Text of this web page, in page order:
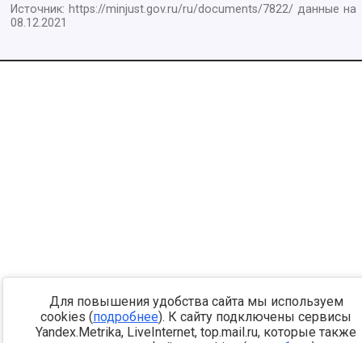
Источник: https://minjust.gov.ru/ru/documents/7822/ данные на
08.12.2021
Для повышения удобства сайта мы используем
cookies (подробнее). К сайту подключены сервисы
Yandex.Metrika, LiveInternet, top.mail.ru, которые также